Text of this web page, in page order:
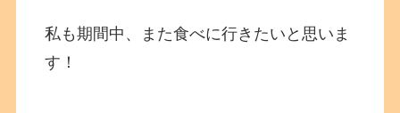
私も期間中、また食べに行きたいと思いま
す！